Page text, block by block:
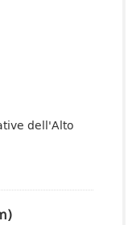
dell'Alto